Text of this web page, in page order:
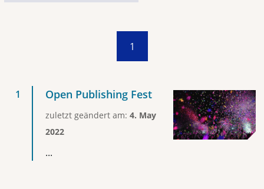
1
Open Publishing Fest
zuletzt geändert am: 4. May
2022
...